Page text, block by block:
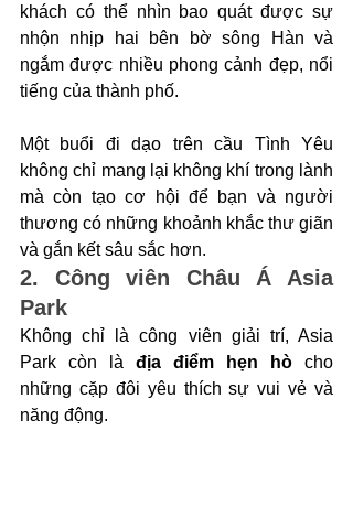
khách có thể nhìn bao quát được sự
nhộn nhịp hai bên bờ sông Hàn và
ngắm được nhiều phong cảnh đẹp, nổi
tiếng của thành phố.
Một buổi đi dạo trên cầu Tình Yêu
không chỉ mang lại không khí trong lành
mà còn tạo cơ hội để bạn và người
thương có những khoảnh khắc thư giãn
và gắn kết sâu sắc hơn.
2. Công viên Châu Á Asia
Park
Không chỉ là công viên giải trí, Asia
Park còn là địa điểm hẹn hò cho
những cặp đôi yêu thích sự vui vẻ và
năng động.